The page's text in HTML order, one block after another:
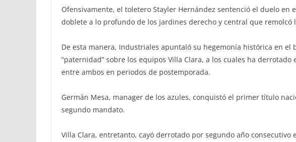
Ofensivamente, el toletero Stayler Hernández sentenció el duelo en
doblete a lo profundo de los jardines derecho y central que remolcó
De esta manera, Industriales apuntaló su hegemonía histórica en el
“paternidad” sobre los equipos Villa Clara, a los cuales ha
entre ambos en periodos de postemporada.
Germán Mesa, manager de los azules, conquistó el primer título
segundo mandato.
Villa Clara, entretanto, cayó derrotado por segundo año consecutivo